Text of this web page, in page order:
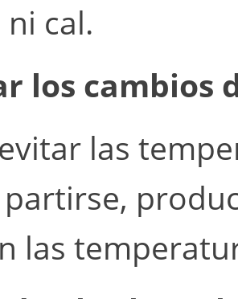
cal.
los cambios
las
las